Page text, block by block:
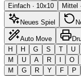
Einfach · 10x10 Mittel ·
Neues Spiel
Auto Move
H
H G S T U
M
U A R I O
M
G R Y F P